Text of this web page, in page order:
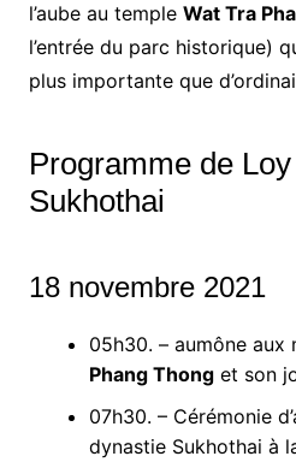
l’aube au temple Wat Tra
l’entrée du parc historique)
plus importante que
Programme de
Sukhothai
18 novembre 2021
05h30. – aumône aux
Phang Thonget son
07h30. – Cérémonie
dynastie Sukhothai à